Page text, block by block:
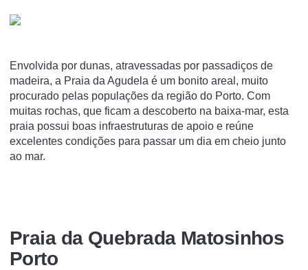
Envolvida por dunas, atravessadas por passadiços de
madeira, a Praia da Agudela é um bonito areal, muito
procurado pelas populações da região do Porto. Com
muitas rochas, que ficam a descoberto na baixa-mar, esta
praia possui boas infraestruturas de apoio e reúne
excelentes condições para passar um dia em cheio junto
ao mar.
Praia da Quebrada Matosinhos
Porto